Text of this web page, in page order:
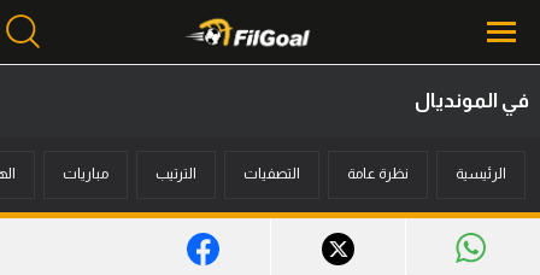
أخبار
في المونديال
الرئيسية نظرة عامة التصفيات الترتيب مباريات